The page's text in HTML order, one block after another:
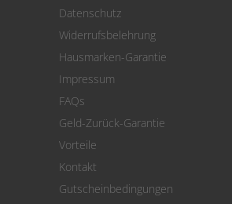
Cookie Einstellungen
Datenschutz
Widerrufsbelehrung
Hausmarken-Garantie
Impressum
FAQs
Geld-Zurück-Garantie
Vorteile
Kontakt
Gutscheinbedingungen